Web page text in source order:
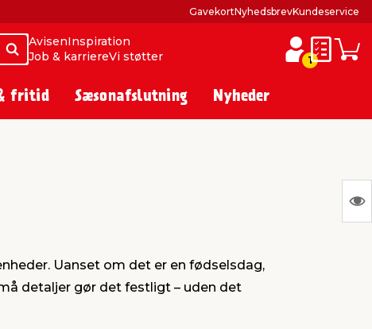
Søg
Søg
AvisenInspiration
Job & karriereVi støtter 1
GavekortNyhedsbrevKundeservice
fritid Sæsonafslutning Nyheder
Uanset om det er en fødselsdag,
detaljer gør det festligt – uden det